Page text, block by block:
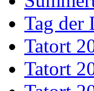
Tag der
Tatort
Tatort